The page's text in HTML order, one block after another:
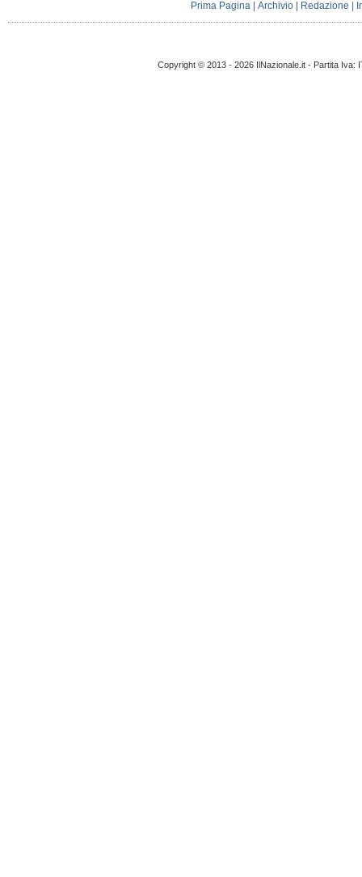
Prima Pagina |Archivio Redazione
Copyright © 2013 - 2026 IlNazionale.it - Partita Iva: